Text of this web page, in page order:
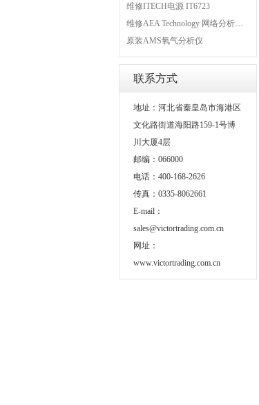
维修ITECH电源 IT6723
维修AEA Technology 网络分析仪 6015-1010
原装AMS氧气分析仪
联系方式
地址：河北省秦皇岛市海港区
文化路街道海阳路159-1号博
川大厦4层
邮编：066000
电话：400-168-2626
传真：0335-8062661
E-mail：
sales@victortrading.com.cn
网址：
www.victortrading.com.cn